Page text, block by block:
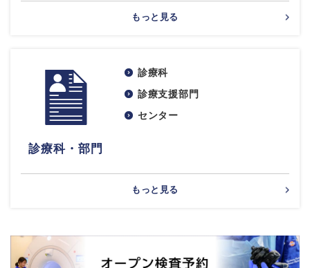
もっと見る
診療科・部門
診療科
診療支援部門
センター
もっと見る